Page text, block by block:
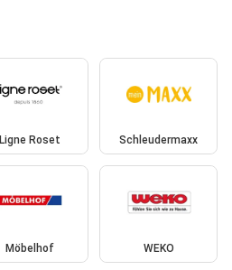
Ligne Roset Schleudermaxx
Möbelhof WEKO